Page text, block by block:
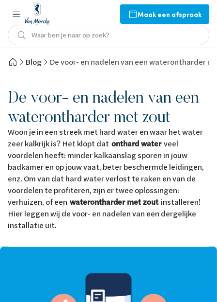
Maak een afspraak
Waar ben je naar op zoek?
Blog De voor- en nadelen van een waterontharder
De voor- en nadelen van een
waterontharder met zout
Woon je in een streek met hard water en waar het water
zeer kalkrijk is? Het klopt dat onthard waterveel
voordelen heeft: minder kalkaanslag sporen in jouw
badkamer en op jouw vaat, beter beschermde leidingen,
enz. Om van dat hard water verlost te raken en van de
voordelen te profiteren, zijn er twee oplossingen:
verhuizen, of een waterontharder met zoutinstalleren!
Hier leggen wij de voor- en nadelen van een dergelijke
installatie uit.
Afbeelding